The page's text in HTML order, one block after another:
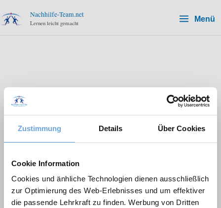
Zustimmung Details Über Cookies
Cookie Information
Cookies und änhliche Technologien dienen ausschließlich
zur Optimierung des Web-Erlebnisses und um effektiver
die passende Lehrkraft zu finden. Werbung von Dritten
Inhalt
Nachhilfe-Team.net
Lernen leicht gemacht Menü
Politik & Wirtschaft
Hier findest du alle
Lernmaterialien, Erklärungen
und Übungen für Politik &
Wirtschaft. Entdecke hilfreiche
Tipps und passende Artikel, um